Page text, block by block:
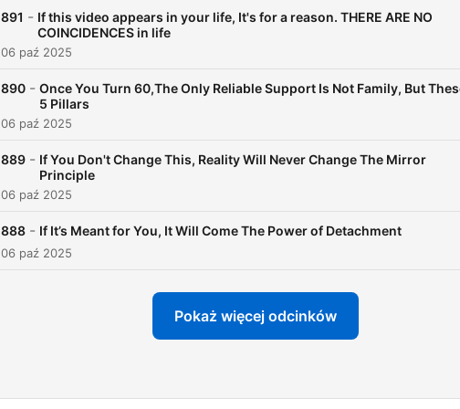
-6483088/support.
891 - If this video appears in your life, It's for a reason. THERE ARE NO
COINCIDENCES in life
06 paź 2025
890 - Once You Turn 60,The Only Reliable Support Is Not Family, But
5 Pillars
06 paź 2025
889 - If You Don't Change This, Reality Will Never Change The Mirror
Principle
06 paź 2025
888 - If It’s Meant for You, It Will Come The Power of Detachment
06 paź 2025
Pokaż więcej odcinków